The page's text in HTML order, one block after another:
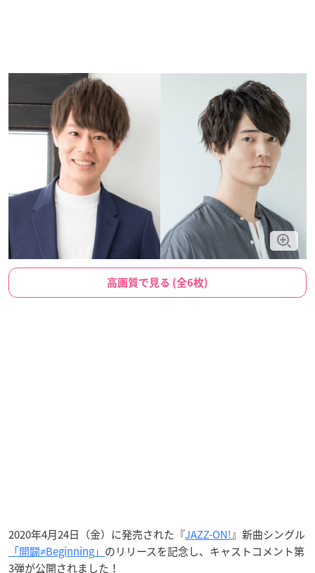
高画質で見る (全6枚)
2020年4月24日（金）に発売された『JAZZ-ON!』新曲シングル
「開闢≠Beginning」 のリリースを記念し、キャストコメント第
3弾が公開されました！